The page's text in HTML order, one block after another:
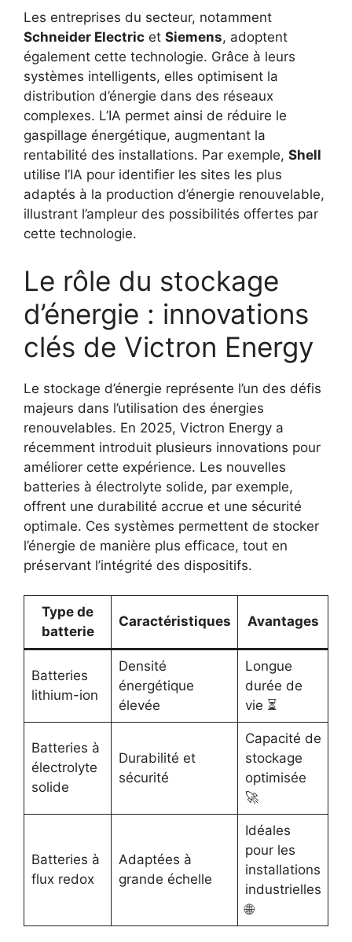
Les entreprises du secteur, notamment
Schneider Electric et Siemens, adoptent
également cette technologie. Grâce à leurs
systèmes intelligents, elles optimisent la
distribution d’énergie dans des réseaux
complexes. L’IA permet ainsi de réduire le
gaspillage énergétique, augmentant la
rentabilité des installations. Par exemple, Shell
utilise l’IA pour identifier les sites les plus
adaptés à la production d’énergie renouvelable,
illustrant l’ampleur des possibilités offertes par
cette technologie.
Le rôle du stockage
d’énergie : innovations
clés de Victron Energy
Le stockage d’énergie représente l’un des défis
majeurs dans l’utilisation des énergies
renouvelables. En 2025, Victron Energy a
récemment introduit plusieurs innovations pour
améliorer cette expérience. Les nouvelles
batteries à électrolyte solide, par exemple,
offrent une durabilité accrue et une sécurité
optimale. Ces systèmes permettent de stocker
l’énergie de manière plus efficace, tout en
préservant l’intégrité des dispositifs.
Type de
batterie
Caractéristiques Avantages
Batteries
lithium-ion
Densité
énergétique
élevée
Longue
durée de
vie ⏳
Batteries à
électrolyte
solide
Durabilité et
sécurité
Capacité de
stockage
optimisée
🚀
Batteries à
flux redox
Adaptées à
grande échelle
Idéales
pour les
installations
industrielles
🌐